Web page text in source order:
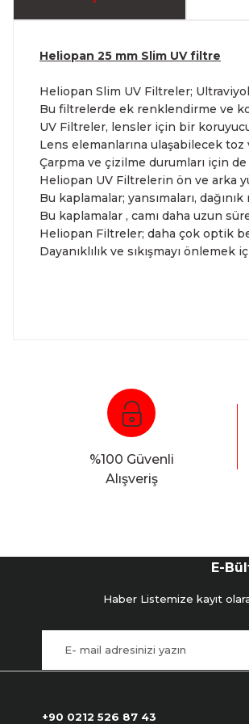
Heliopan 25 mm Slim UV filtre
Heliopan Slim UV Filtreler;
Bu filtrelerde ek renklendirme ve
UV Filtreler, lensler için bir
Lens elemanlarına ulaşabilecek
Çarpma ve çizilme durumları için
Heliopan UV Filtrelerin ön ve arka
Bu kaplamalar; yansımaları,
Bu kaplamalar , camı daha uzun
Heliopan Filtreler; daha çok optik
Dayanıklılık ve sıkışmayı
%100 Güvenli
Alışveriş
E-
Haber Listemize kayıt
+90 0212 526 87 43